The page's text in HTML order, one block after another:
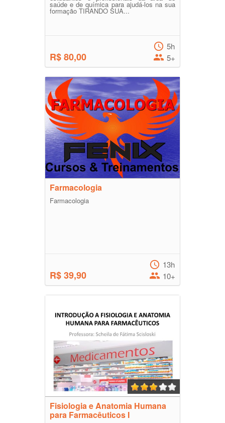
saúde e de química para ajudá-los na sua
formação TIRANDO SUA...
R$ 80,00
5h
5+
Farmacologia
Farmacologia
R$ 39,90
13h
10+
Fisiologia e Anatomia Humana
para Farmacêuticos I